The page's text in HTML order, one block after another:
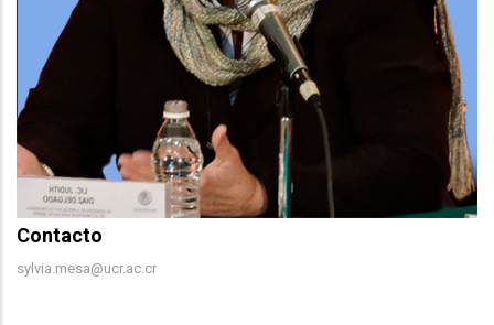
Contacto
Contacto
sylvia.mesa@ucr.ac.cr